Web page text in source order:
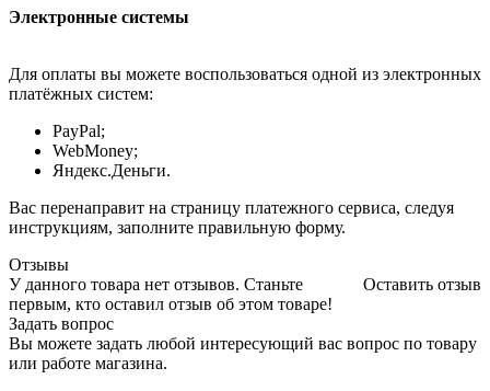
Электронные системы
Для оплаты вы можете воспользоваться одной из электронных
платёжных систем:
PayPal;
WebMoney;
Яндекс.Деньги.
Вас перенаправит на страницу платежного сервиса, следуя
инструкциям, заполните правильную форму.
Отзывы
Оставить отзыв
У данного товара нет отзывов. Станьте
первым, кто оставил отзыв об этом товаре!
Задать вопрос
Вы можете задать любой интересующий вас вопрос по товару
или работе магазина.